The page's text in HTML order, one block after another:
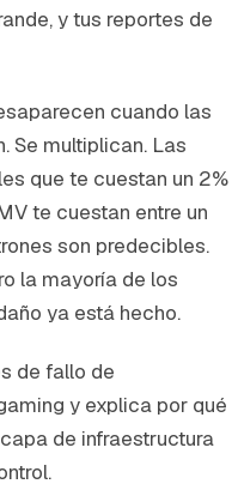
y tus reportes de
cuando las
Se multiplican. Las
que te cuestan un 2%
te cuestan entre un
son predecibles.
la mayoría de los
ya está hecho.
de fallo de
y explica por qué
de infraestructura